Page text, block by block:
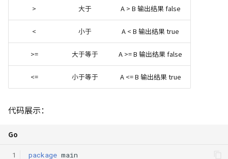
> 大于 A > B 输出结果 false
< 小于 A < B 输出结果 true
>= 大于等于 A >= B 输出结果 false
<= 小于等于 A <= B 输出结果 true
代码展示：
Go
1
package main